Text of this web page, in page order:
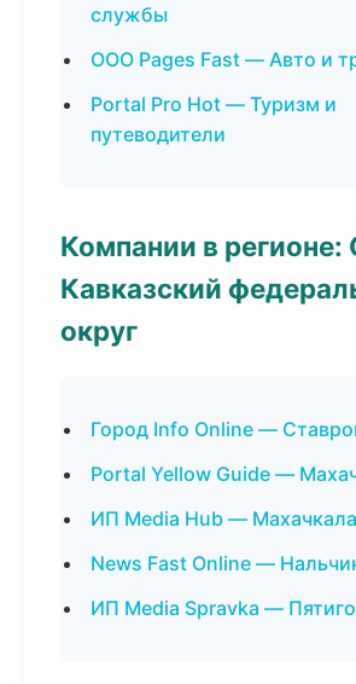
службы
ООО Pages Fast — Авто и
Portal Pro Hot — Туризм и
путеводители
Компании в регионе:
Кавказский
округ
Город Info Online —
Portal Yellow Guide —
ИП Media Hub — Махачкала
News Fast Online —
ИП Media Spravka —